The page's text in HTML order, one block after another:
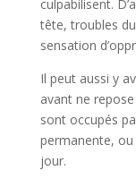
culpabilisent.
tête, troubles
sensation
Il peut aussi y
avant ne
sont occupés
permanente,
jour.